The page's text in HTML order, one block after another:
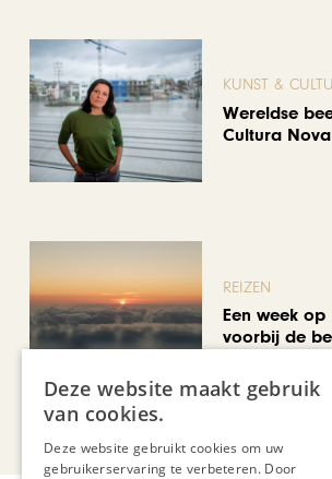
KUNST &
Wereldse
Cultura Nova
REIZEN
Een week
voorbij de
Bekijk alle artikelen
Deze website maakt gebruik
van cookies.
Deze website gebruikt cookies om uw
gebruikerservaring te verbeteren. Door